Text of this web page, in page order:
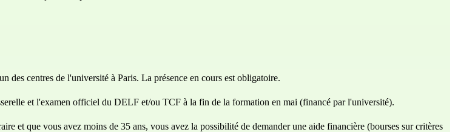
centres de l'université à Paris. La présence en cours est obligatoire.
et l'examen officiel du DELF et/ou TCF à la fin de la formation en mai (financé par l'université).
et que vous avez moins de 35 ans, vous avez la possibilité de demander une aide financière (bourses sur critères